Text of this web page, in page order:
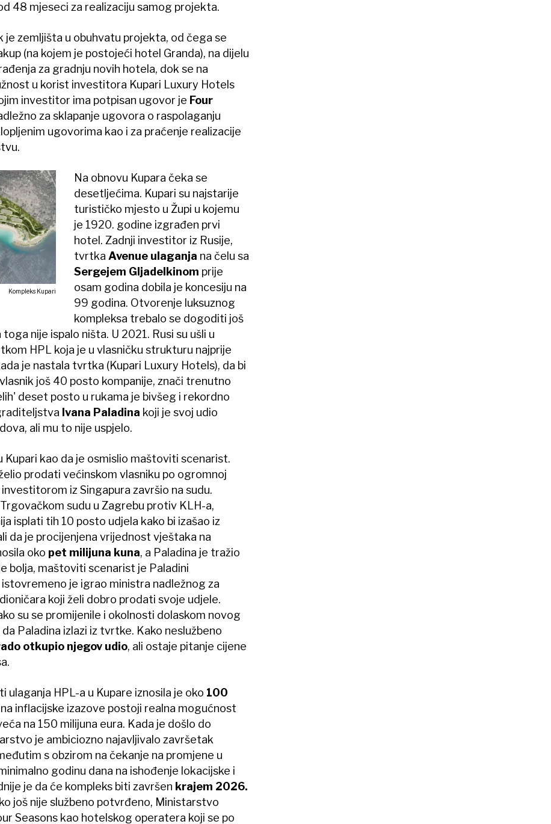
48 mjeseci za realizaciju samog projekta.
je zemljišta u obuhvatu projekta, od čega se
(na kojem je postojeći hotel Granda), na dijelu
za gradnju novih hotela, dok se na
u korist investitora Kupari Luxury Hotels
investitor ima potpisan ugovor je Four
za sklapanje ugovora o raspolaganju
ugovorima kao i za praćenje realizacije
Kompleks Kupari
Na obnovu Kupara čeka se
desetljećima. Kupari su najstarije
turističko mjesto u Župi u kojemu
je 1920. godine izgrađen prvi
hotel. Zadnji investitor iz Rusije,
tvrtkaAvenue ulaganja na čelu sa
Sergejem Gljadelkinom prije
osam godina dobila je koncesiju na
99 godina. Otvorenje luksuznog
kompleksa trebalo se dogoditi još
nije ispalo ništa. U 2021. Rusi su ušli u
HPL koja je u vlasničku strukturu najprije
je nastala tvrtka (Kupari Luxury Hotels), da bi
još 40 posto kompanije, znači trenutno
deset posto u rukama je bivšeg i rekordno
Ivana Paladina koji je svoj udio
ali mu to nije uspjelo.
Kupari kao da je osmislio maštoviti scenarist.
prodati većinskom vlasniku po ogromnoj
iz Singapura završio na sudu.
sudu u Zagrebu protiv KLH-a,
isplati tih 10 posto udjela kako bi izašao iz
da je procijenjena vrijednost vještaka na
oko pet milijuna kuna, a Paladina je tražio
bolja, maštoviti scenarist je Paladini
je igrao ministra nadležnog za
koji želi dobro prodati svoje udjele.
su se promijenile i okolnosti dolaskom novog
Paladina izlazi iz tvrtke. Kako neslužbeno
otkupio njegov udio, ali ostaje pitanje cijene
HPL-a u Kupare iznosila je oko 100
inflacijske izazove postoji realna mogućnost
na 150 milijuna eura. Kada je došlo do
je ambiciozno najavljivalo završetak
s obzirom na čekanje na promjene u
godinu dana na ishođenje lokacijske i
je da će kompleks biti završen krajem 2026.
još nije službeno potvrđeno, Ministarstvo
Seasons kao hotelskog operatera koji se po